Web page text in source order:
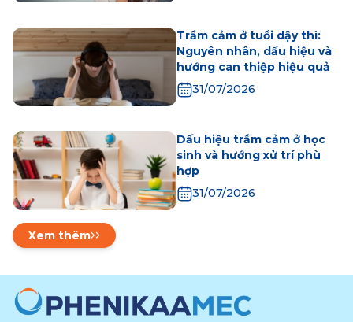
Trầm cảm ở tuổi dậy thì:
Nguyên nhân, dấu hiệu và
hướng can thiệp hiệu quả
31/07/2026
Dấu hiệu trầm cảm ở học
sinh và hướng xử trí phù
hợp
31/07/2026
Xem thêm